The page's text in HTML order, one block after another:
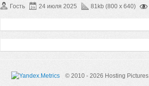
Гость 24 июля 2025 81kb (800 x 640)
© 2010 - 2026 Hosting Pictures.